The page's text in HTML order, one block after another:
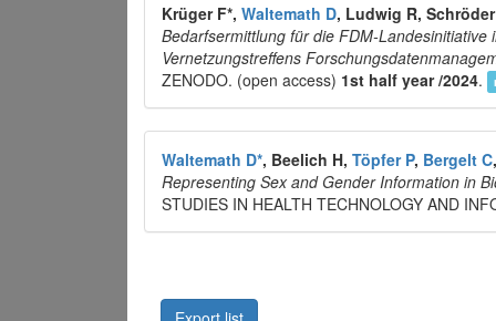
Krüger F*, Waltemath D, Ludwig R,
Bedarfsermittlung für die FDM-
Vernetzungstreffens
ZENODO. (open access) 1st half year /2024.
Waltemath D*, Beelich H, Töpfer P, Bergelt C
Representing Sex and Gender Information in
STUDIES IN HEALTH TECHNOLOGY AND